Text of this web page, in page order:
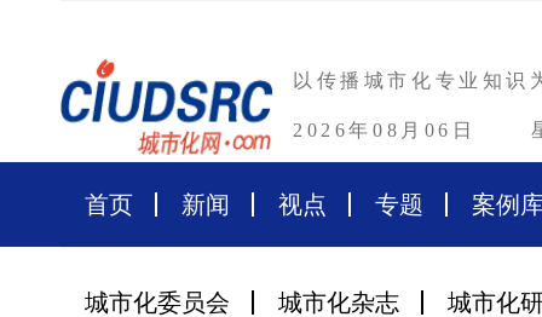
以传播城市化专业知识
2026年08月06日
首页 新闻 视点 专题 案例
城市化委员会 城市化杂志 城市化